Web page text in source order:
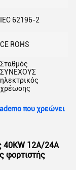
IEC 62196-2
CE ROHS
Σταθμός
ΣΥΝΕΧΟΥΣ
ηλεκτρικός
χρέωσης
που χρεώνει
12A/24A
φορτιστής